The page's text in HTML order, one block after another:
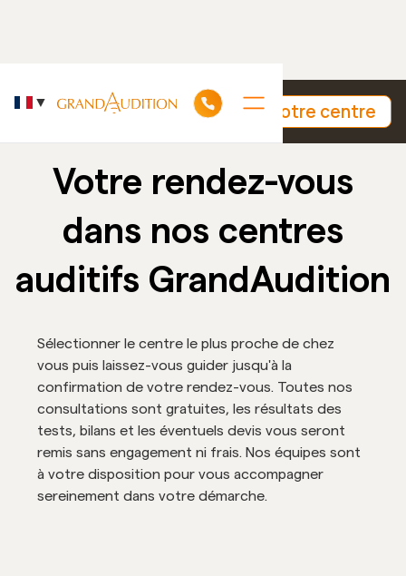
Découvrez nos +130 centres
Trouvez votre centre
▼
Votre rendez-vous
dans nos centres
auditifs GrandAudition
Sélectionner le centre le plus proche de chez
vous puis laissez-vous guider jusqu'à la
confirmation de votre rendez-vous. Toutes nos
consultations sont gratuites, les résultats des
tests, bilans et les éventuels devis vous seront
remis sans engagement ni frais. Nos équipes sont
à votre disposition pour vous accompagner
sereinement dans votre démarche.